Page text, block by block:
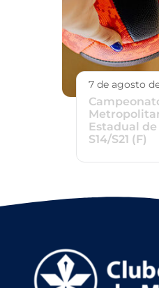
7 de agosto
Estadual
S14/S21 (F)